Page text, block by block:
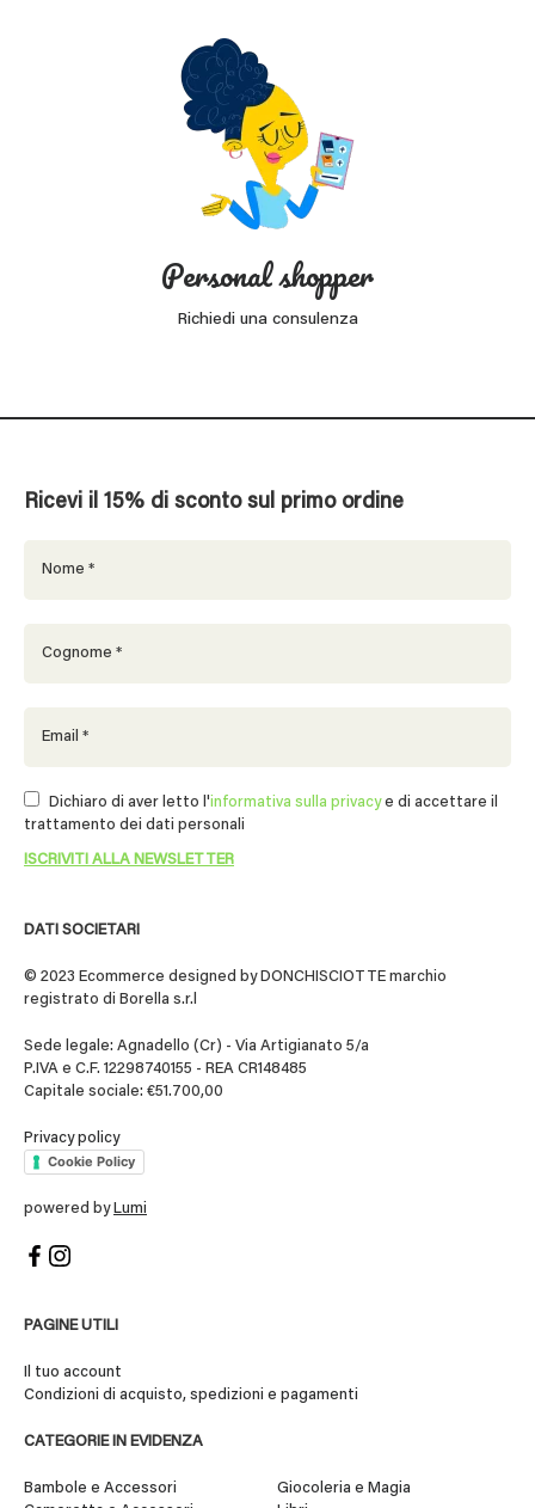
Personal shopper
Richiedi una consulenza
DATI SOCIETARI
© 2023 Ecommerce designed by DONCHISCIOTTE marchio
registrato di Borella s.r.l
Sede legale: Agnadello (Cr) - Via Artigianato 5/a
P.IVA e C.F. 12298740155 - REA CR148485
Capitale sociale: €51.700,00
Privacy policy
Cookie Policy
powered by Lumi
PAGINE UTILI
Il tuo account
Condizioni di acquisto, spedizioni e pagamenti
CATEGORIE IN EVIDENZA
Bambole e Accessori
Giocoleria e Magia
Ricevi il 15% di sconto sul primo ordine
Dichiaro di aver letto l'informativa sulla privacye di accettare il
trattamento dei dati personali